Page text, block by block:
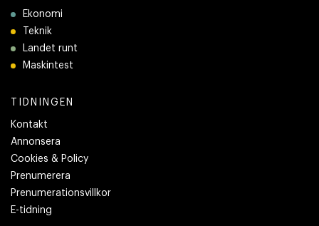
Ekonomi
Teknik
Landet runt
Maskintest
TIDNINGEN
Kontakt
Annonsera
Cookies & Policy
Prenumerera
Prenumerationsvillkor
E-tidning